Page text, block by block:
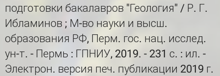
подготовки бакалавров "Геология" / Р. Г.
Ибламинов ; М-во науки и высш.
образования РФ, Перм. гос. нац. исслед.
ун-т. - Пермь : ГПНИУ, 2019. - 231 с. : ил. -
Электрон. версия печ. публикации 2019 г.